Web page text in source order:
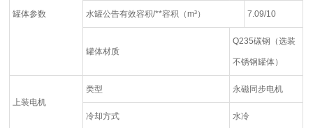
罐体参数 水罐公告有效容积/**容积（m³） 7.09/10
罐体材质
Q235碳钢（选装
不锈钢罐体）
上装电机
类型 永磁同步电机
冷却方式 水冷